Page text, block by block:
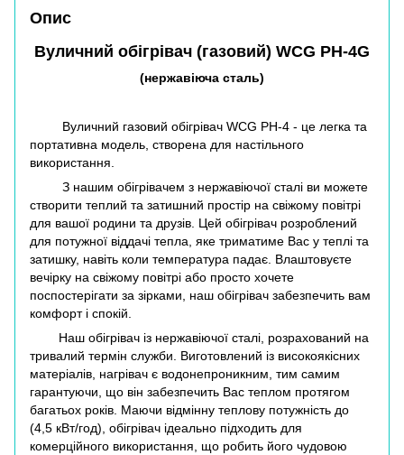
Опис
Вуличний обігрівач (газовий) WCG PH-4G
(нержавіюча сталь)
Вуличний газовий обігрівач WCG PH-4 - це легка та
портативна модель, створена для настільного
використання.
З нашим обігрівачем з нержавіючої сталі ви можете
створити теплий та затишний простір на свіжому повітрі
для вашої родини та друзів. Цей обігрівач розроблений
для потужної віддачі тепла, яке триматиме Вас у теплі та
затишку, навіть коли температура падає. Влаштовуєте
вечірку на свіжому повітрі або просто хочете
поспостерігати за зірками, наш обігрівач забезпечить вам
комфорт і спокій.
Наш обігрівач із нержавіючої сталі, розрахований на
тривалий термін служби. Виготовлений із високоякісних
матеріалів, нагрівач є водонепроникним, тим самим
гарантуючи, що він забезпечить Вас теплом протягом
багатьох років. Маючи відмінну теплову потужність до
(4,5 кВт/год), обігрівач ідеально підходить для
комерційного використання, що робить його чудовою